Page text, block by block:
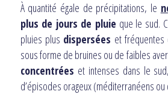
À quantité égale de précipitations, le
plus de jours de pluie que le sud.
pluies plus dispersées et
sous forme de bruines ou de faibles
concentrées et intenses dans le
d’épisodes orageux (méditerranéens ou